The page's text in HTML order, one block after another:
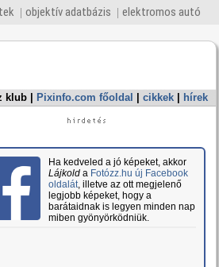
objektív adatbázis elektromos autó
klub Pixinfo.com főoldal cikkek hírek
Ha kedveled a jó képeket, akkor
Lájkolda Fotózz.hu új Facebook
oldalát, illetve az ott megjelenő
legjobb képeket, hogy a
barátaidnak is legyen minden nap
miben gyönyörködniük.